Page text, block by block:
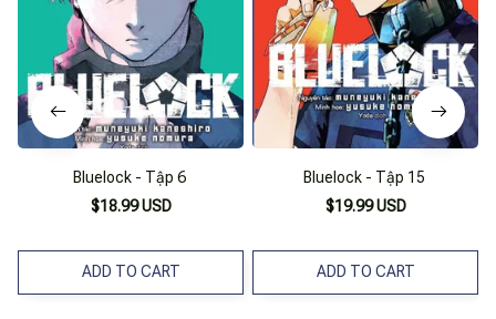
Bluelock - Tập 6
$18.99 USD
ADD TO CART
Bluelock - Tập 15
$19.99 USD
ADD TO CART